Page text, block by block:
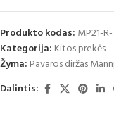
Produkto kodas: MP21-
Kategorija: Kitos prekės
Žyma: Pavaros diržas
Dalintis: